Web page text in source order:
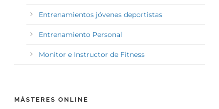
Entrenamientos jóvenes deportistas
Entrenamiento Personal
Monitor e Instructor de Fitness
MÁSTERES ONLINE